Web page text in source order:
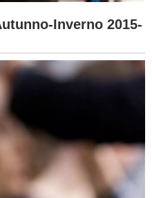
Inverno 2015-